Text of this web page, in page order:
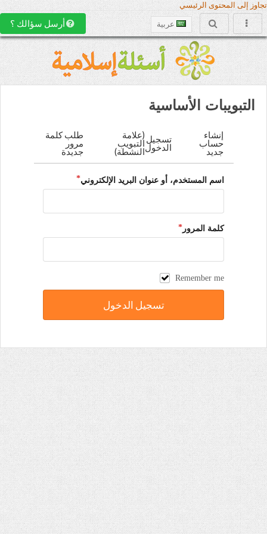
تجاوز إلى المحتوى الرئيسي
عربية أرسل سؤالك ؟
التبويبات الأساسية
إنشاء
حساب
جديد
تسجيل
الدخول
(علامة
التبويب
النشطة)
طلب كلمة
مرور
جديدة
اسم المستخدم، أو عنوان البريد الإلكتروني
كلمة المرور
Remember me